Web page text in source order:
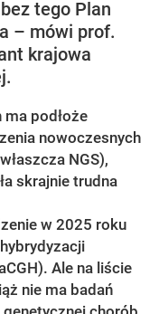
tego Plan
– mówi prof.
krajowa
podłoże
nowoczesnych
NGS),
skrajnie trudna
w 2025 roku
Ale na liście
nie ma badań